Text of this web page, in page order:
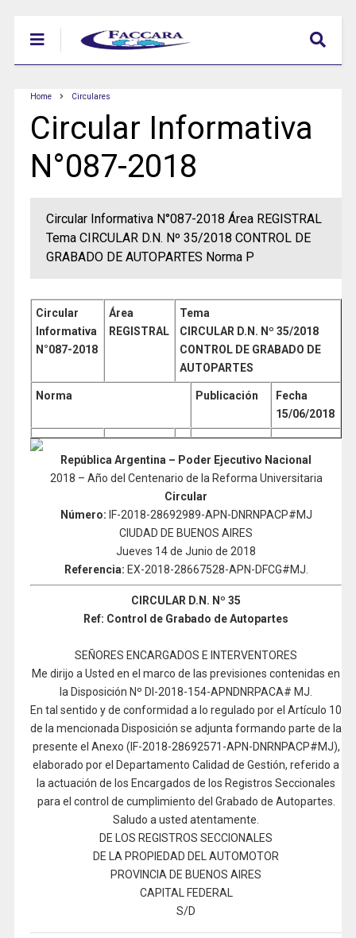
Home Circulares
Circular Informativa
N°087-2018
Circular Informativa N°087-2018 Área REGISTRAL
Tema CIRCULAR D.N. Nº 35/2018 CONTROL DE
GRABADO DE AUTOPARTES Norma P
Circular
Informativa
N°087-2018
Área
REGISTRAL
Tema
CIRCULAR D.N. Nº 35/2018
CONTROL DE GRABADO DE
AUTOPARTES
Norma Publicación
Fecha
15/06/2018
República Argentina – Poder Ejecutivo Nacional
2018 – Año del Centenario de la Reforma Universitaria
Circular
Número: IF-2018-28692989-APN-DNRNPACP#MJ
CIUDAD DE BUENOS AIRES
Jueves 14 de Junio de 2018
Referencia: EX-2018-28667528-APN-DFCG#MJ.
CIRCULAR D.N. Nº 35
Ref: Control de Grabado de Autopartes
SEÑORES ENCARGADOS E INTERVENTORES
Me dirijo a Usted en el marco de las previsiones contenidas en
la Disposición Nº DI-2018-154-APNDNRPACA# MJ.
En tal sentido y de conformidad a lo regulado por el Artículo 10
de la mencionada Disposición se adjunta formando parte de la
presente el Anexo (IF-2018-28692571-APN-DNRNPACP#MJ),
elaborado por el Departamento Calidad de Gestión, referido a
la actuación de los Encargados de los Registros Seccionales
para el control de cumplimiento del Grabado de Autopartes.
Saludo a usted atentamente.
DE LOS REGISTROS SECCIONALES
DE LA PROPIEDAD DEL AUTOMOTOR
PROVINCIA DE BUENOS AIRES
CAPITAL FEDERAL
S/D